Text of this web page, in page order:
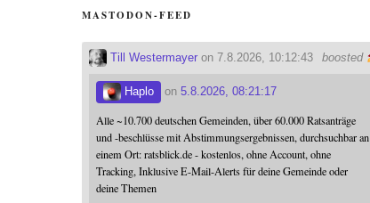
MASTODON-FEED
boosted
Till Westermayer on 7.8.2026, 10:12:43
Haplo on5.8.2026, 08:21:17
Alle ~10.700 deutschen Gemeinden, über 60.000 Ratsanträge
und -beschlüsse mit Abstimmungsergebnissen, durchsuchbar an
einem Ort: ratsblick.de - kostenlos, ohne Account, ohne
Tracking, Inklusive E-Mail-Alerts für deine Gemeinde oder
deine Themen